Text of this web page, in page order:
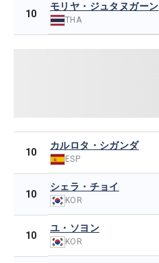
10
モリヤ・ジュタヌガーン
THA
10
カルロタ・シガンダ
ESP
10
シェラ・チョイ
KOR
10
ユ・ソヨン
KOR